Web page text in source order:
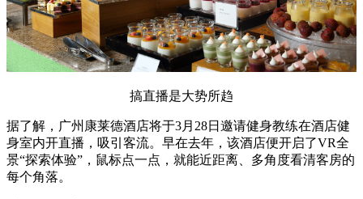
搞直播是大势所趋
据了解，广州康莱德酒店将于3月28日邀请健身教练在酒店健
身室内开直播，吸引客流。早在去年，该酒店便开启了VR全
景“探索体验”，鼠标点一点，就能近距离、多角度看清客房的
每个角落。